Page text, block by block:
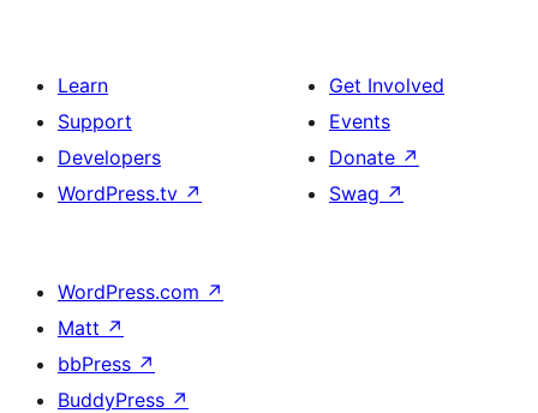
Learn
Support
Developers
WordPress.tv ↗
Get Involved
Events
Donate ↗
Swag ↗
WordPress.com ↗
Matt ↗
bbPress ↗
BuddyPress ↗